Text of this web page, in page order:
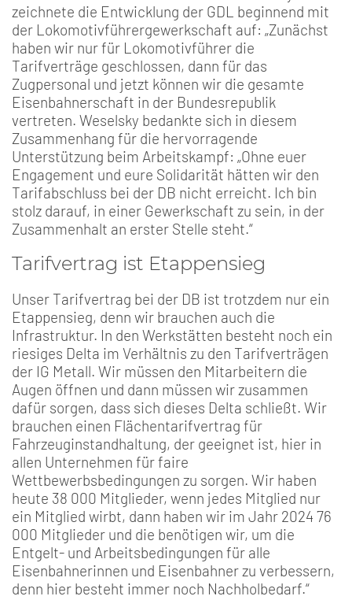
zeichnete die Entwicklung der GDL beginnend mit
der Lokomotivführergewerkschaft auf: „Zunächst
haben wir nur für Lokomotivführer die
Tarifverträge geschlossen, dann für das
Zugpersonal und jetzt können wir die gesamte
Eisenbahnerschaft in der Bundesrepublik
vertreten. Weselsky bedankte sich in diesem
Zusammenhang für die hervorragende
Unterstützung beim Arbeitskampf: „Ohne euer
Engagement und eure Solidarität hätten wir den
Tarifabschluss bei der DB nicht erreicht. Ich bin
stolz darauf, in einer Gewerkschaft zu sein, in der
Zusammenhalt an erster Stelle steht.“
Tarifvertrag ist Etappensieg
Unser Tarifvertrag bei der DB ist trotzdem nur ein
Etappensieg, denn wir brauchen auch die
Infrastruktur. In den Werkstätten besteht noch ein
riesiges Delta im Verhältnis zu den Tarifverträgen
der IG Metall. Wir müssen den Mitarbeitern die
Augen öffnen und dann müssen wir zusammen
dafür sorgen, dass sich dieses Delta schließt. Wir
brauchen einen Flächentarifvertrag für
Fahrzeuginstandhaltung, der geeignet ist, hier in
allen Unternehmen für faire
Wettbewerbsbedingungen zu sorgen. Wir haben
heute 38 000 Mitglieder, wenn jedes Mitglied nur
ein Mitglied wirbt, dann haben wir im Jahr 2024 76
000 Mitglieder und die benötigen wir, um die
Entgelt- und Arbeitsbedingungen für alle
Eisenbahnerinnen und Eisenbahner zu verbessern,
denn hier besteht immer noch Nachholbedarf.“